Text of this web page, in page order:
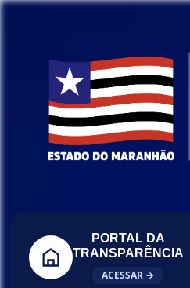
PORTAL DA
TRANSPARÊNCIA
ACESSAR →